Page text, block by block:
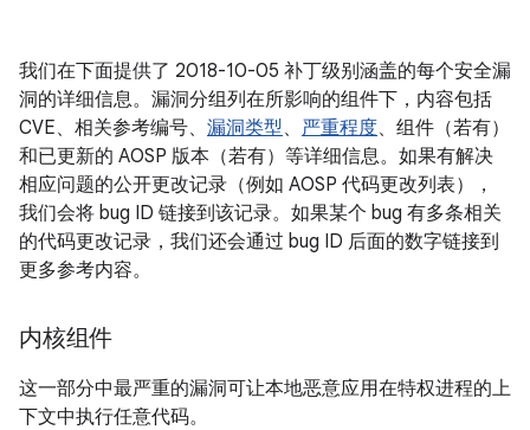
我们在下面提供了 2018-10-05 补丁级别涵盖的每个安全漏
洞的详细信息。漏洞分组列在所影响的组件下，内容包括
CVE、相关参考编号、 漏洞类型、 严重程度、组件（若有）
和已更新的 AOSP 版本（若有）等详细信息。如果有解决
相应问题的公开更改记录（例如 AOSP 代码更改列表），
我们会将 bug ID 链接到该记录。如果某个 bug 有多条相关
的代码更改记录，我们还会通过 bug ID 后面的数字链接到
更多参考内容。
内核组件
这一部分中最严重的漏洞可让本地恶意应用在特权进程的上
下文中执行任意代码。